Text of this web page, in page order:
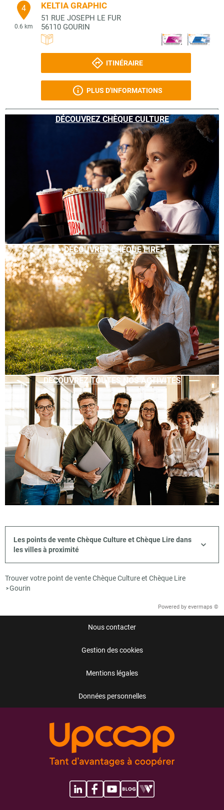
4
0.6 km
KELTIA GRAPHIC
51 RUE JOSEPH LE FUR
56110 GOURIN
ITINÉRAIRE
PLUS D'INFORMATIONS
DÉCOUVREZ CHÈQUE CULTURE
DÉCOUVREZ CHÈQUE LIRE
DÉCOUVREZ TOUTES NOS ACTIVITÉS
Les points de vente Chèque Culture et Chèque Lire dans
les villes à proximité
Trouver votre point de vente Chèque Culture et Chèque Lire
>Gourin
Powered by evermaps ©
Nous contacter
Gestion des cookies
Mentions légales
Données personnelles